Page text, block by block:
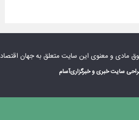
مادی‌ و معنوی این سایت متعلق بهجهان اقتصاد
سایت خبری و خبرگزاریآسام